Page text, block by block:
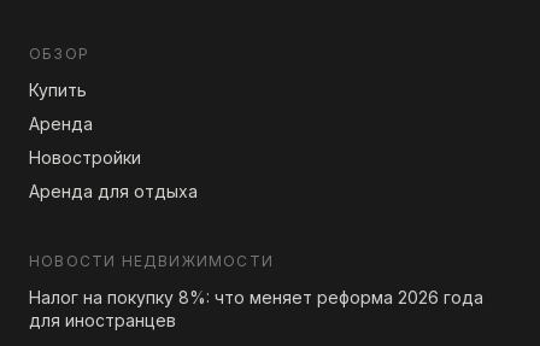
ОБЗОР
Купить
Аренда
Новостройки
Аренда для отдыха
НОВОСТИ НЕДВИЖИМОСТИ
Налог на покупку 8%: что меняет реформа 2026 года
для иностранцев